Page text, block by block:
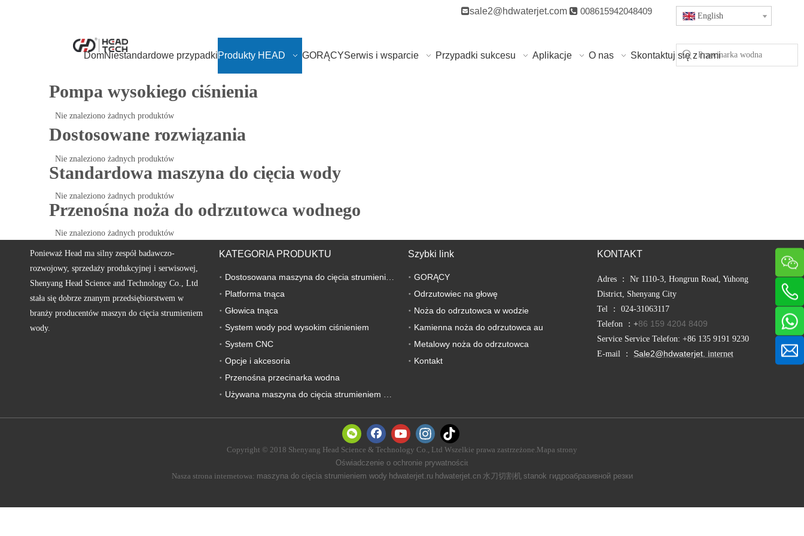
sale2@hdwaterjet.com  008615942048409 English
DomNiestandardowe przypadkiProdukty HEAD GORĄCYSerwis i wsparcie Przypadki sukcesu Aplikacje O nas Skontaktuj się z nami
Pompa wysokiego ciśnienia
Nie znaleziono żadnych produktów
Dostosowane rozwiązania
Nie znaleziono żadnych produktów
Standardowa maszyna do cięcia wody
Nie znaleziono żadnych produktów
Przenośna noża do odrzutowca wodnego
Nie znaleziono żadnych produktów
Ponieważ Head ma silny zespół badawczo-
rozwojowy, sprzedaży produkcyjnej i serwisowej,
Shenyang Head Science and Technology Co., Ltd
stała się dobrze znanym przedsiębiorstwem w
branży producentów maszyn do cięcia strumieniem
wody.
KATEGORIA PRODUKTU
Dostosowana maszyna do cięcia strumieniem wody
Platforma tnąca
Głowica tnąca
System wody pod wysokim ciśnieniem
System CNC
Opcje i akcesoria
Przenośna przecinarka wodna
Używana maszyna do cięcia strumieniem wody
Szybki link
GORĄCY
Odrzutowiec na głowę
Noża do odrzutowca w wodzie
Kamienna noża do odrzutowca au
Metalowy noża do odrzutowca
Kontakt
KONTAKT
Adres ： Nr 1110-3, Hongrun Road, Yuhong
District, Shenyang City
Tel ： 024-31063117
Telefon ：+86 159 4204 8409
Service Service Telefon: +86 135 9191 9230
E-mail ： Sale2@hdwaterjet. internet
Copyright © 2018 Shenyang Head Science & Technology Co., Ltd Wszelkie prawa zastrzeżone.Mapa strony
Oświadczenie o ochronie prywatnościt
Nasza strona internetowa: maszyna do cięcia strumieniem wody hdwaterjet.ru hdwaterjet.cn水刀切割机 stanok гидроабразивной резки